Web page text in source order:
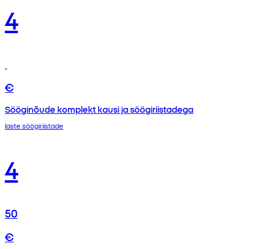
4
€
Sööginõude komplekt kausi ja söögiriistadega
laste söögiriistade
4
50
€